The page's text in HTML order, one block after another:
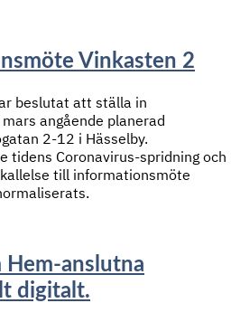
Vinkasten 2
beslutat att ställa in
angående planerad
2-12 i Hässelby.
tidens Coronavirus-spridning och
till informationsmöte
anslutna
digitalt.